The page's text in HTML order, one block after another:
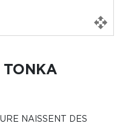
TONKA
NAISSENT DES